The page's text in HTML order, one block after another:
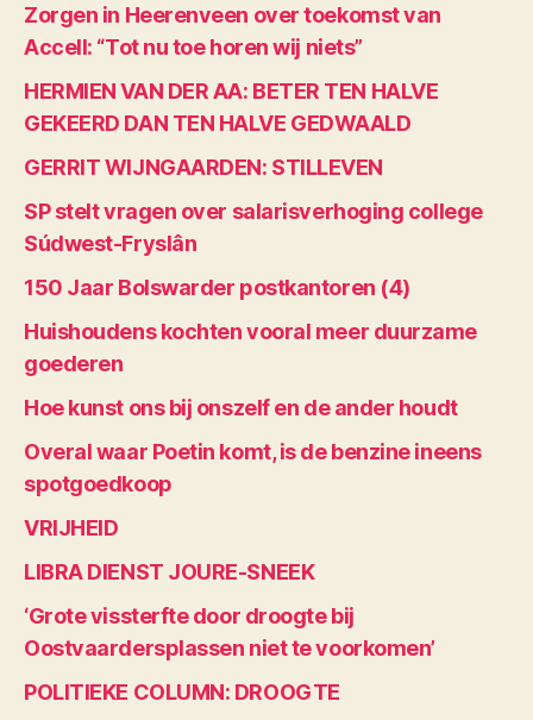
Zorgen in Heerenveen over toekomst van
Accell: “Tot nu toe horen wij niets”
HERMIEN VAN DER AA: BETER TEN HALVE
GEKEERD DAN TEN HALVE GEDWAALD
GERRIT WIJNGAARDEN: STILLEVEN
SP stelt vragen over salarisverhoging college
Súdwest-Fryslân
150 Jaar Bolswarder postkantoren (4)
Huishoudens kochten vooral meer duurzame
goederen
Hoe kunst ons bij onszelf en de ander houdt
Overal waar Poetin komt, is de benzine ineens
spotgoedkoop
VRIJHEID
LIBRA DIENST JOURE-SNEEK
‘Grote vissterfte door droogte bij
Oostvaardersplassen niet te voorkomen’
POLITIEKE COLUMN: DROOGTE